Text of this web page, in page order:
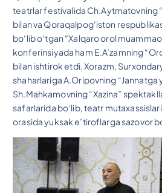
teatrlar festivalida Ch.Aytmatovning
bilan va Qoraqalpog‘iston
bo‘lib o‘tgan “Xalqaro orol
konferinsiyada ham E.A’zamning
bilan ishtirok etdi. Xorazm,
shaharlariga A.Oripovning “Jannatga
Sh.Mahkamovning “Xazina”
safarlarida bo‘lib, teatr
orasida yuksak e’tiroflarga sazovor